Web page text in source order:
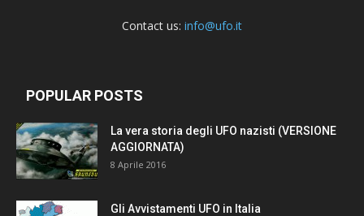
Contact us: info@ufo.it
POPULAR POSTS
La vera storia degli UFO nazisti (VERSIONE
AGGIORNATA)
8 Aprile 2016
Gli Avvistamenti UFO in Italia